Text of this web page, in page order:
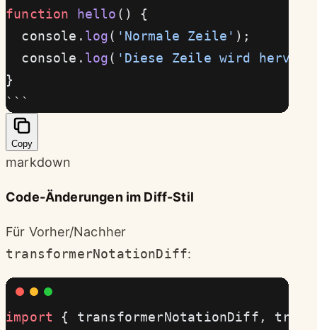
function hello () {
  console.
log( 'Normale Zeile' );
  console.
log( 'Diese Zeile wird
}
```
Copy
markdown
Code-Änderungen im Diff-Stil
Für Vorher/Nachher
transformerNotationDiff:
import { transformerNotationDiff,